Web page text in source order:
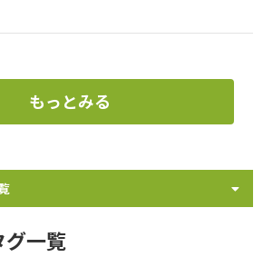
もっとみる
グ一覧